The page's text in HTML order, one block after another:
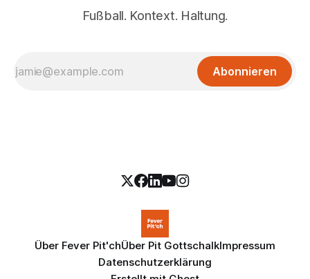
Fußball. Kontext. Haltung.
Abonnieren
Über Fever Pit'chÜber Pit GottschalkImpressum
Datenschutzerklärung